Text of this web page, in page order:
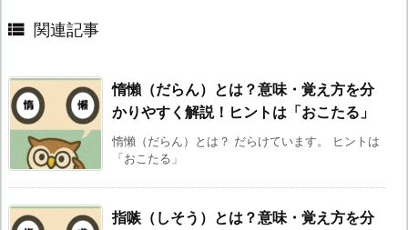
 関連記事
惰懶（だらん）とは？意味・覚え方を分
かりやすく解説！ヒントは「おこたる」
惰懶（だらん）とは？ だらけています。 ヒントは
「おこたる」
指嗾（しそう）とは？意味・覚え方を分